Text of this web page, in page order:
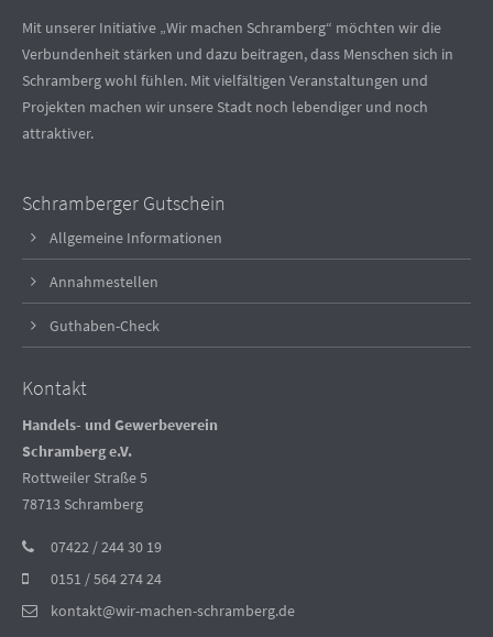
Mit unserer Initiative „Wir machen Schramberg“ möchten wir die
Verbundenheit stärken und dazu beitragen, dass Menschen sich in
Schramberg wohl fühlen. Mit vielfältigen Veranstaltungen und
Projekten machen wir unsere Stadt noch lebendiger und noch
attraktiver.
Schramberger Gutschein
Allgemeine Informationen
Annahmestellen
Guthaben-Check
Kontakt
Handels- und Gewerbeverein
Schramberg e.V.
Rottweiler Straße 5
78713 Schramberg
07422 / 244 30 19
0151 / 564 274 24
kontakt@wir-machen-schramberg.de